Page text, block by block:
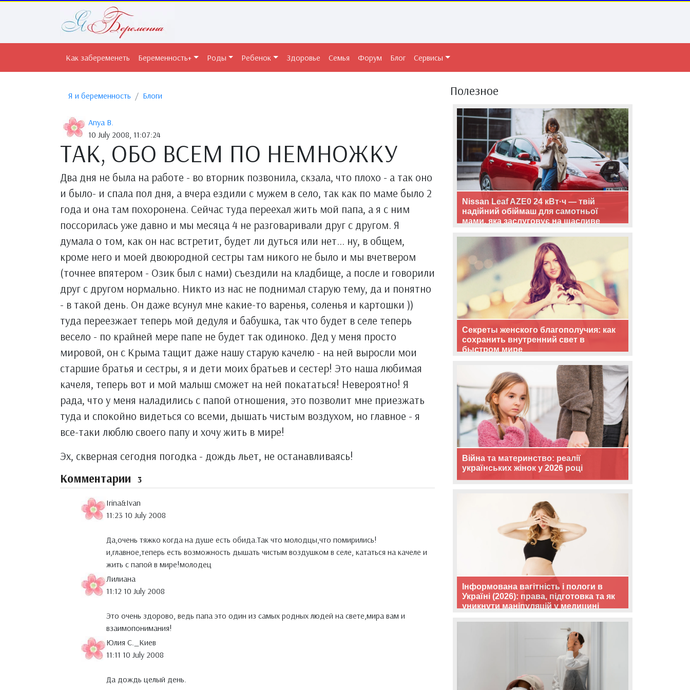
Как забеременеть Беременность+ Роды Ребенок Здоровье Семья Форум Блог Сервисы
Я и беременность Блоги
Anya B.
10 July 2008, 11:07:24
ТАК, ОБО ВСЕМ ПО НЕМНОЖКУ
Два дня не была на работе - во вторник позвонила, скзала, что плохо - а так оно
и было- и спала пол дня, а вчера ездили с мужем в село, так как по маме было 2
года и она там похоронена. Сейчас туда переехал жить мой папа, а я с ним
поссорилась уже давно и мы месяца 4 не разговаривали друг с другом. Я
думала о том, как он нас встретит, будет ли дуться или нет... ну, в общем,
кроме него и моей двоюродной сестры там никого не было и мы вчетвером
(точнее впятером - Озик был с нами) съездили на кладбище, а после и говорили
друг с другом нормально. Никто из нас не поднимал старую тему, да и понятно
- в такой день. Он даже всунул мне какие-то варенья, соленья и картошки ))
туда переезжает теперь мой дедуля и бабушка, так что будет в селе теперь
весело - по крайней мере папе не будет так одиноко. Дед у меня просто
мировой, он с Крыма тащит даже нашу старую качелю - на ней выросли мои
старшие братья и сестры, я и дети моих братьев и сестер! Это наша любимая
качеля, теперь вот и мой малыш сможет на ней покататься! Невероятно! Я
рада, что у меня наладились с папой отношения, это позволит мне приезжать
туда и спокойно видеться со всеми, дышать чистым воздухом, но главное - я
все-таки люблю своего папу и хочу жить в мире!
Эх, скверная сегодня погодка - дождь льет, не останавливаясь!
Комментарии 3
Irina&Ivan
11:23 10 July 2008
Да,очень тяжко когда на душе есть обида.Так что молодцы,что помирились!
и,главное,теперь есть возможность дышать чистым воздушком в селе, кататься на качеле и
жить с папой в мире!молодец
Лилиана
11:12 10 July 2008
Это очень здорово, ведь папа это один из самых родных людей на свете,мира вам и
взаимопонимания!
Юлия С._Киев
11:11 10 July 2008
Да дождь целый день.
Полезное
Nissan Leaf AZE0 24 кВт·ч — твій
надійний обіймаш для самотньої
мами, яка заслуговує на щасливе
Секреты женского благополучия: как
сохранить внутренний свет в
быстром мире
Війна та материнство: реалії
українських жінок у 2026 році
Інформована вагітність і пологи в
Україні (2026): права, підготовка та як
уникнути маніпуляцій у медицині